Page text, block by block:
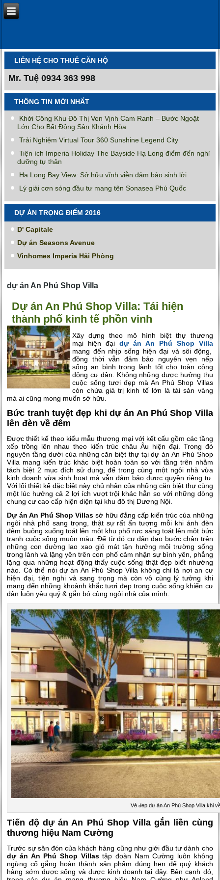
LIÊN HỆ CHO THUÊ CĂN HỘ
Mr. Tuệ 0934 363 998
THÔNG TIN MỚI NHẤT
Khởi Công Khu Đô Thị Ven Vịnh Cam Ranh – Bước Ngoặt
Lớn Cho Bất Động Sản Khánh Hòa
Trải Nghiệm Virtual Tour 360 Sunshine Legend City
Tiện ích Imperia Holiday The Bayside Hạ Long điểm đến nghỉ
dưỡng tự thân
Hạ Long Bay View: Sở hữu vĩnh viễn đảm bảo sinh lời
Lý giải cơn sóng đầu tư mang tên Sonasea Phú Quốc
DỰ ÁN TRỌNG ĐIỂM 2016
D' Capitale
Dự án Seasons Avenue
Vinhomes Imperia Hải Phòng
dự án An Phú Shop Villa
Dự án An Phú Shop Villa: Tái hiện
thành phố kinh tế phồn vinh
Xây dựng theo mô hình biệt thự thương
mại hiện đạidự án An Phú Shop Villa
mang đến nhịp sống hiện đại và sôi động,
đồng thời vẫn đảm bảo nguyên vẹn nếp
sống an bình trong lành tốt cho toàn cộng
động cư dân. Không những được hưởng thụ
cuộc sống tươi đẹp mà An Phú Shop Villas
còn chứa giá trị kinh tế lớn là tài sản vàng
mà ai cũng mong muốn sở hữu.
Bức tranh tuyệt đẹp khi dự án An Phú Shop Villa
lên đèn về đêm
Được thiết kế theo kiểu mẫu thương mại với kết cấu gồm các tầng
xếp trồng lên nhau theo kiến trúc châu Âu hiện đại. Trong đó
nguyên tầng dưới của những căn biệt thự tại dự án An Phú Shop
Villa mang kiến trúc khác biệt hoàn toàn so với tầng trên nhằm
tách biệt 2 mục đích sử dụng, để trong cùng một ngôi nhà vừa
kinh doanh vừa sinh hoạt mà vẫn đảm bảo được quyền riêng tư.
Với lối thiết kế đặc biệt này chủ nhân của những căn biệt thự cùng
một lúc hưởng cả 2 lợi ích vượt trội khác hẳn so với những dòng
chung cư cao cấp hiện diện tại khu đô thị Dương Nội.
Dự án An Phú Shop Villas sở hữu đẳng cấp kiến trúc của những
ngôi nhà phố sang trọng, thật sự rất ấn tượng mỗi khi ánh đèn
đêm buông xuống toát lên một khu phố rực sáng toát lên một bức
tranh cuộc sống muôn màu. Để từ đó cư dân dạo bước chân trên
những con đường lao xao gió mát tận hưởng môi trường sống
trong lành và lặng yên trên con phố cảm nhận sự bình yên, phẳng
lặng qua những hoạt động thấy cuộc sống thật đẹp biết nhường
nào. Có thể nói dự án An Phú Shop Villa không chỉ là nơi an cư
hiện đại, tiện nghi và sang trọng mà còn vô cùng lý tưởng khi
mang đến những khoảnh khắc tươi đẹp trong cuộc sống khiến cư
dân luôn yêu quý & gắn bó cùng ngôi nhà của mình.
Vẻ đẹp dự án An Phú Shop Villa khi
Tiến độ dự án An Phú Shop Villa gắn liền cùng
thương hiệu Nam Cường
Trước sự săn đón của khách hàng cũng như giới đầu tư dành cho
dự án An Phú Shop Villastập đoàn Nam Cường luôn không
ngừng cố gắng hoàn thành sản phẩm đúng hẹn để quý khách
hàng sớm được sống và được kinh doanh tại đây. Bên cạnh đó,